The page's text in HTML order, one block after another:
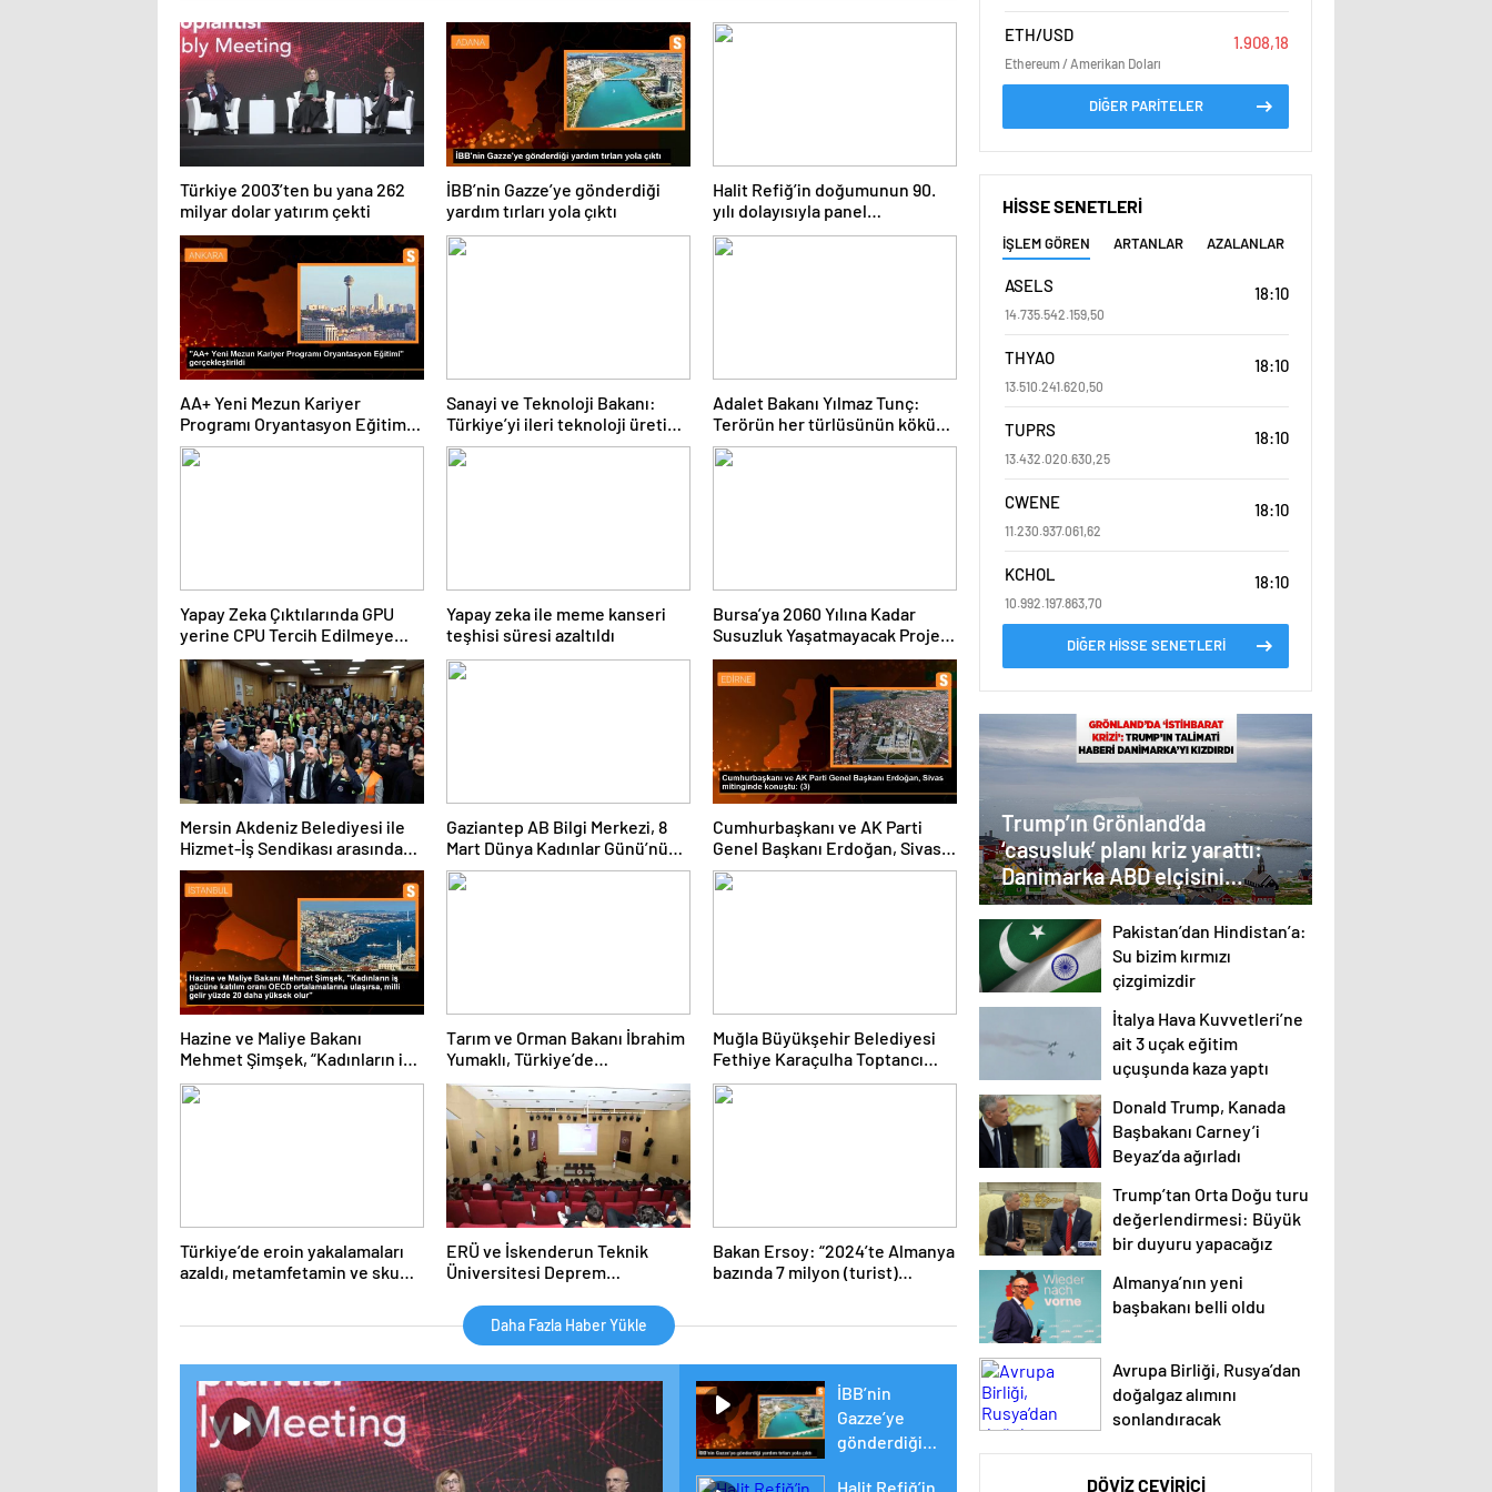
Türkiye 2003’ten bu yana 262
milyar dolar yatırım çekti
İBB’nin Gazze’ye gönderdiği
yardım tırları yola çıktı
Halit Refiğ’in doğumunun 90.
yılı dolayısıyla panel
düzenlendi
AA+ Yeni Mezun Kariyer
Programı Oryantasyon Eğitimi
Gerçekleştirildi
Sanayi ve Teknoloji Bakanı:
Türkiye’yi ileri teknoloji üretim
merkezi haline getireceğiz
Adalet Bakanı Yılmaz Tunç:
Terörün her türlüsünün kökünü
kazıyıncaya mücadelemiz
devam edecek
Yapay Zeka Çıktılarında GPU
yerine CPU Tercih Edilmeye
Başlandı
Yapay zeka ile meme kanseri
teşhisi süresi azaltıldı
Bursa’ya 2060 Yılına Kadar
Susuzluk Yaşatmayacak Proje
Başlatıldı
Mersin Akdeniz Belediyesi ile
Hizmet-İş Sendikası arasında
toplu iş sözleşmesi imzalandı
Gaziantep AB Bilgi Merkezi, 8
Mart Dünya Kadınlar Günü’nü
Kutladı
Cumhurbaşkanı ve AK Parti
Genel Başkanı Erdoğan, Sivas
mitinginde konuştu: (3)
Hazine ve Maliye Bakanı
Mehmet Şimşek, “Kadınların iş
gücüne katılım oranı OECD
ortalamalarına ulaşırsa, milli
Tarım ve Orman Bakanı İbrahim
Yumaklı, Türkiye’de
sürdürülebilir tarımsal üretimi
hedefliyor
Muğla Büyükşehir Belediyesi
Fethiye Karaçulha Toptancı
Hali’nde Ürün Pazarlama Alanı
ve Üretim Tesisi Açtı
Türkiye’de eroin yakalamaları
azaldı, metamfetamin ve skunk
ERÜ ve İskenderun Teknik
Üniversitesi Deprem
Bakan Ersoy: “2024’te Almanya
bazında 7 milyon (turist)
Daha Fazla Haber Yükle
İBB’nin
Gazze’ye
gönderdiği
Halit Refiğ’in
ETH/USD
Ethereum / Amerikan Doları
1.908,18
DİĞER PARİTELER
HİSSE SENETLERİ
İŞLEM GÖREN ARTANLAR AZALANLAR
ASELS
14.735.542.159,50
18:10
THYAO
13.510.241.620,50
18:10
TUPRS
13.432.020.630,25
18:10
CWENE
11.230.937.061,62
18:10
KCHOL
10.992.197.863,70
18:10
DİĞER HİSSE SENETLERİ
Trump’ın Grönland’da
‘casusluk’ planı kriz yarattı:
Danimarka ABD elçisini
çağırdı!
Pakistan’dan Hindistan’a:
Su bizim kırmızı
çizgimizdir
İtalya Hava Kuvvetleri’ne
ait 3 uçak eğitim
uçuşunda kaza yaptı
Donald Trump, Kanada
Başbakanı Carney’i
Beyaz’da ağırladı
Trump’tan Orta Doğu turu
değerlendirmesi: Büyük
bir duyuru yapacağız
Almanya’nın yeni
başbakanı belli oldu
Avrupa Birliği, Rusya’dan
doğalgaz alımını
sonlandıracak
DÖVİZ ÇEVİRİCİ